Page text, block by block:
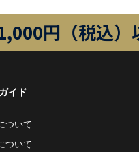
円（税込）
イド
ついて
ついて